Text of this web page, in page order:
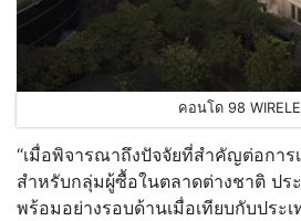
คอนโด 98
“เมื่อพิจารณาถึงปัจจัยที่สำคัญต่อกา
สำหรับกลุ่มผู้ซื้อในตลาดต่างชาติ ปร
พร้อมอย่างรอบด้านเมื่อเทียบกับประ